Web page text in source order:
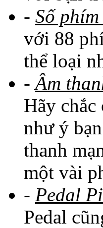
- Số
với 88
thể loại
-Âm
Hãy chắc
như ý
thanh
một vài
- Pedal
Pedal